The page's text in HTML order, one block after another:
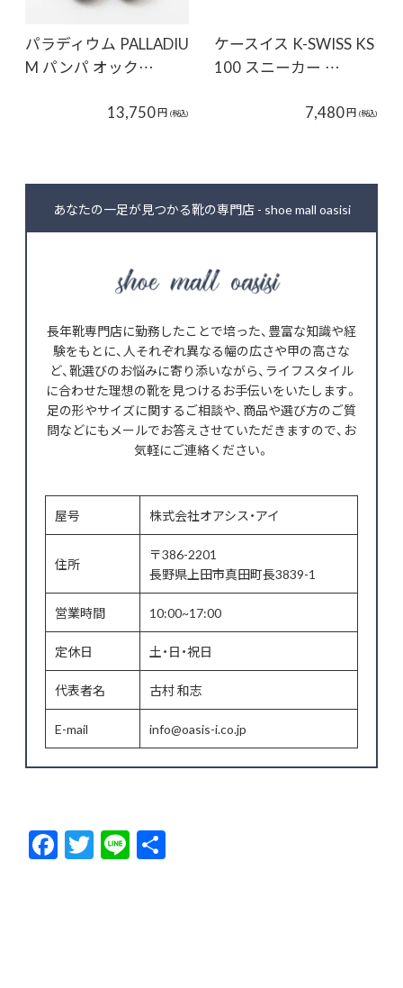
パラディウム PALLADIU
M パンパ オック…
13,750円 (税込)
ケースイス K-SWISS KS
100 スニーカー …
7,480円 (税込)
あなたの一足が見つかる靴の専門店 - shoe mall oasisi
長年靴専門店に勤務したことで培った、豊富な知識や経
験をもとに、人それぞれ異なる幅の広さや甲の高さな
ど、靴選びのお悩みに寄り添いながら、ライフスタイル
に合わせた理想の靴を見つけるお手伝いをいたします。
足の形やサイズに関するご相談や、商品や選び方のご質
問などにもメールでお答えさせていただきますので、お
気軽にご連絡ください。
屋号 株式会社オアシス・アイ
住所
〒386-2201
長野県上田市真田町長3839-1
営業時間 10:00~17:00
定休日 土・日・祝日
代表者名 古村 和志
E-mail info@oasis-i.co.jp
F
ac
T
w
Li
n